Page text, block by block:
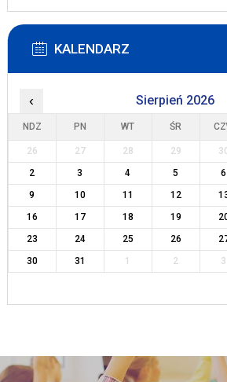
KALENDARZ
‹ Sierpień 2026
NDZ PN WT ŚR
26 27 28 29
2
3 4 5 6
9
10 11 12
16
17 18 19
23
24 25 26
30
31 1 2 3